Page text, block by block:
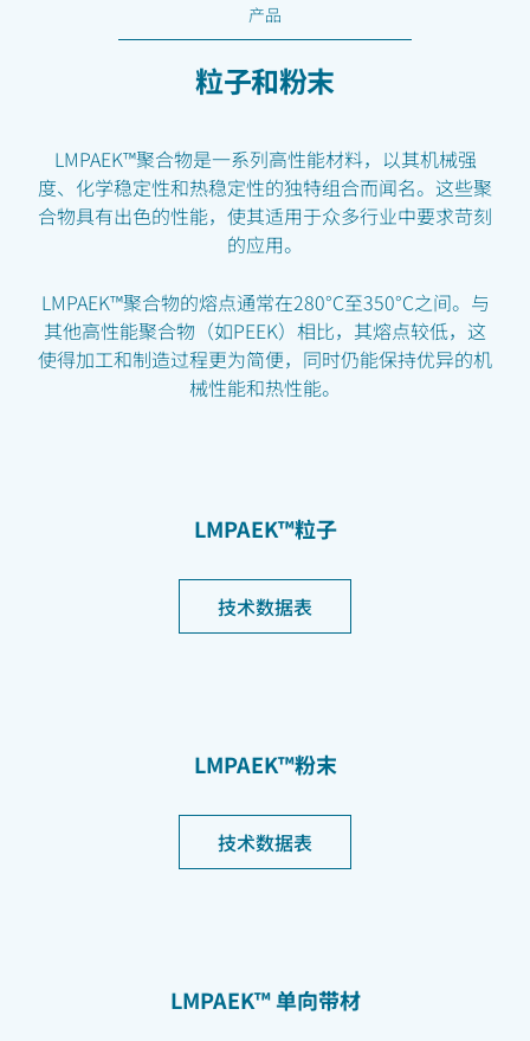
产品
粒子和粉末
LMPAEK™聚合物是一系列高性能材料，以其机械强
度、化学稳定性和热稳定性的独特组合而闻名。这些聚
合物具有出色的性能，使其适用于众多行业中要求苛刻
的应用。
LMPAEK™聚合物的熔点通常在280°C至350°C之间。与
其他高性能聚合物（如PEEK）相比，其熔点较低，这
使得加工和制造过程更为简便，同时仍能保持优异的机
械性能和热性能。
LMPAEK™粒子
技术数据表
LMPAEK™粉末
技术数据表
LMPAEK™ 单向带材